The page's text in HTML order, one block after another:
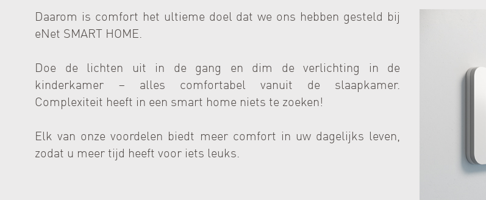
Daarom is comfort het ultieme doel dat we ons hebben gesteld bij
eNet SMART HOME.
Doe de lichten uit in de gang en dim de verlichting in de
kinderkamer – alles comfortabel vanuit de slaapkamer.
Complexiteit heeft in een smart home niets te zoeken!
Elk van onze voordelen biedt meer comfort in uw dagelijks leven,
zodat u meer tijd heeft voor iets leuks.